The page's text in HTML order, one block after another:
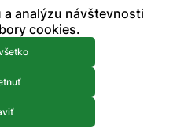
s dôrazom na dodržiavanie
len jeden zákonný zástupca
od druhého zákonného
je potrebné notársky overené/.
so sebou dieťa! Zápisy
osobnej prítomnosti detí.
a analýzu návštevnosti
cookies.